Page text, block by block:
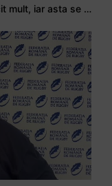
Stejarul Logan Weidner: Echipa a muncit mult, iar asta se va vedea în meciurile de la Nations Cup